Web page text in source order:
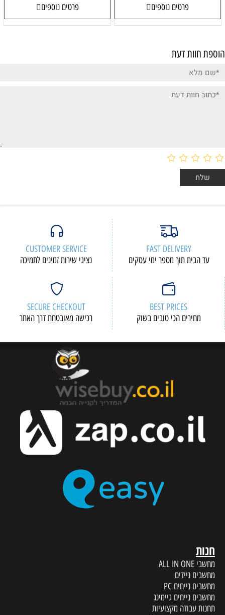
פרטים נוספים פרטים נוספים
הוספת חוות דעת
FAST DELIVERY
עד הבית תוך מספר ימי עסקים
CUSTOMER SERVICE
נציגי שירות זמינים לתמיכה
BEST PRICES
מחירים הכי טובים בשוק
SECURE CHECKOUT
רכישה מאובטחת דרך האתר
חנות
מחשבי ALL IN ONE
מחשבים ניידים
מחשבים נייחים PC
מחשבים נייחים גיימינג
תחנות עבודה מקצועיות